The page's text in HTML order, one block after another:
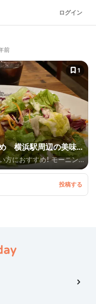
ログイン
前
1
横浜駅周辺の美味し
る店舗
方におすすめ！ モーニン
トができるお店をご紹介